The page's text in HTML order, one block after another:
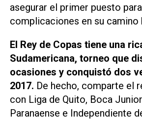
asegurar el primer puesto
complicaciones en su camino
El Rey de Copas tiene una
Sudamericana, torneo que
ocasiones y conquistó dos
2017. De hecho, comparte el
con Liga de Quito, Boca
Paranaense e Independiente